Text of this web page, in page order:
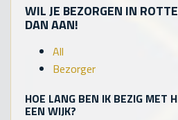
WIL JE BEZORGEN IN
DAN AAN!
All
Bezorger
HOE LANG BEN IK BEZIG MET
EEN WIJK?